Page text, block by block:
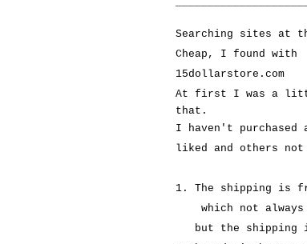
Searching sites at
Cheap, I found with
15dollarstore.com
At first I was a
that.
I haven't
liked and others not
1. The shipping is
which not always
but the shipping is